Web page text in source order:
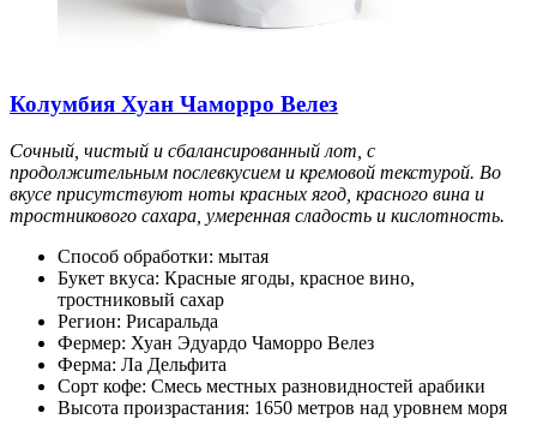
Колумбия Хуан Чаморро Велез
Сочный, чистый и сбалансированный лот, с
продолжительным послевкусием и кремовой текстурой. Во
вкусе присутствуют ноты красных ягод, красного вина и
тростникового сахара, умеренная сладость и кислотность.
Способ обработки: мытая
Букет вкуса: Красные ягоды, красное вино,
тростниковый сахар
Регион: Рисаральда
Фермер: Хуан Эдуардо Чаморро Велез
Ферма: Ла Дельфита
Сорт кофе: Смесь местных разновидностей арабики
Высота произрастания: 1650 метров над уровнем моря